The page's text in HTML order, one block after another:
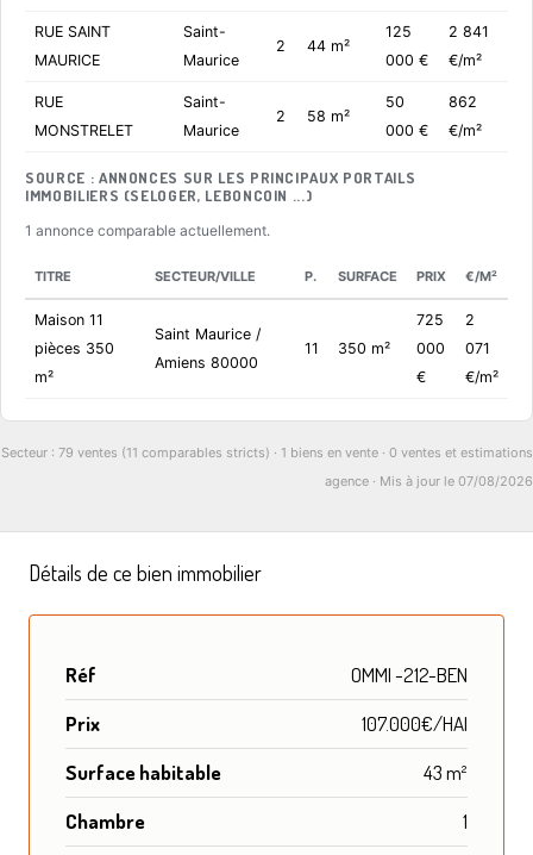
RUE SAINT
MAURICE
Saint-
Maurice
2 44 m²
125
000 €
2 841
€/m²
RUE
MONSTRELET
Saint-
Maurice
2 58 m²
50
000 €
862
€/m²
SOURCE : ANNONCES SUR LES PRINCIPAUX PORTAILS
IMMOBILIERS (SELOGER, LEBONCOIN ...)
1 annonce comparable actuellement.
TITRE SECTEUR/VILLE P. SURFACE PRIX €/M²
Maison 11
pièces 350
m²
Saint Maurice /
Amiens 80000
11 350 m²
725
000
€
2
071
€/m²
Secteur : 79 ventes (11 comparables stricts) · 1 biens en vente · 0 ventes et estimations
agence · Mis à jour le 07/08/2026
Détails de ce bien immobilier
Réf
OMMI -212-BEN
Prix
107.000€/HAI
Surface habitable
43 m²
Chambre
1